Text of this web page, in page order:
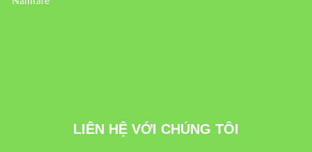
LIÊN HỆ VỚI CHÚNG TÔI